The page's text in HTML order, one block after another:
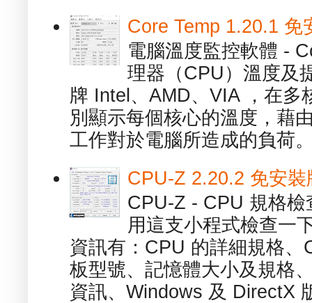
Core Temp 1.20.1 免
電腦溫度監控軟體 -
理器（CPU）溫度及
牌 Intel、AMD、VIA ，在多
別顯示每個核心的溫度，藉
工作對於電腦所造成的負荷
CPU-Z 2.20.2 免安
CPU-Z - CPU 規格
用這支小程式檢查一
資訊有：CPU 的詳細規格
板型號、記憶體大小及規格
資訊、Windows 及 DirectX